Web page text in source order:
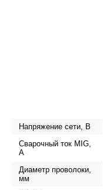
Напряжение сети, В
Сварочный ток MIG,
А
Диаметр проволоки,
мм